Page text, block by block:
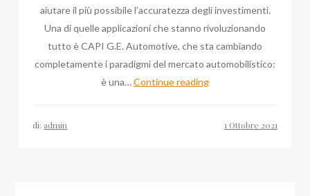
aiutare il più possibile l’accuratezza degli investimenti.
Una di quelle applicazioni che stanno rivoluzionando
tutto è CAPI G.E. Automotive, che sta cambiando
completamente i paradigmi del mercato automobilistico:
è una…Continue readingQuei
di: admin